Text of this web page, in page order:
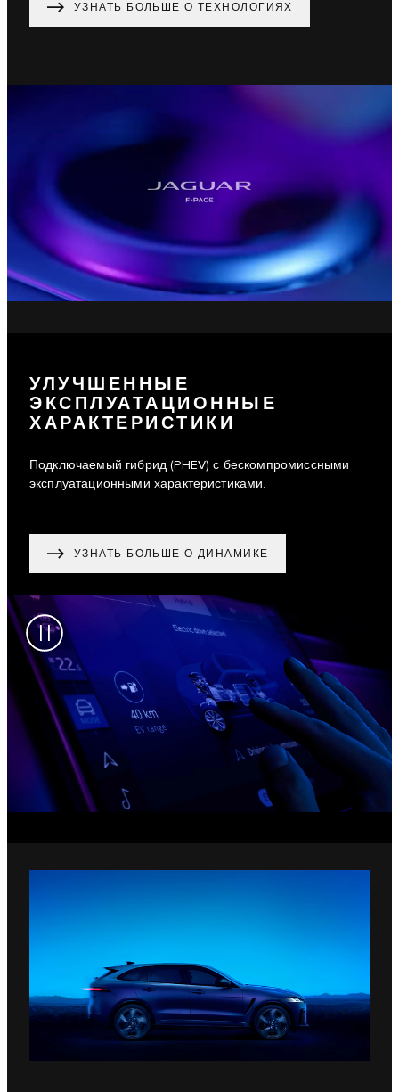
УЗНАТЬ БОЛЬШЕ О ТЕХНОЛОГИЯХ
УЛУЧШЕННЫЕ
ЭКСПЛУАТАЦИОННЫЕ
ХАРАКТЕРИСТИКИ
Подключаемый гибрид (PHEV) с бескомпромиссными
эксплуатационными характеристиками.
УЗНАТЬ БОЛЬШЕ О ДИНАМИКЕ